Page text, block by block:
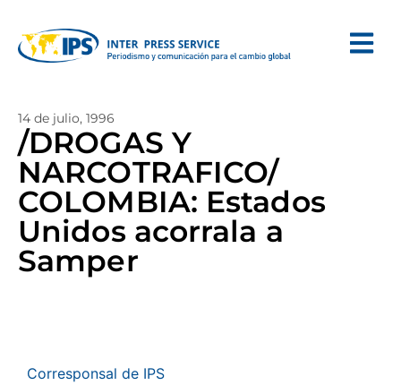
14 de julio, 1996
/DROGAS Y
NARCOTRAFICO/
COLOMBIA: Estados
Unidos acorrala a
Samper
Corresponsal de IPS